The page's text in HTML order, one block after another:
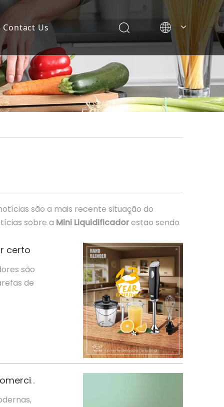
Contact Us
são a mais recente situação do
sobre a Mini Liquidificadorestão sendo
certo
são
de
Explorando a versatilidade dos liquidificadores manuais comerciais, mini e KitchenAid